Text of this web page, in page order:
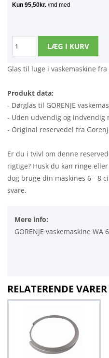
Glas til luge i vaskemaskine
Produkt data:
- Dørglas til GORENJE
- Uden udvendig og indvendig
- Original reservedel fra
Er du i tvivl om denne
rigtige? Husk du kan ringe
dog bruge din maskines 6 - 8
svare.
Mere info:
GORENJE vaskemaskine WA
RELATERENDE VARER